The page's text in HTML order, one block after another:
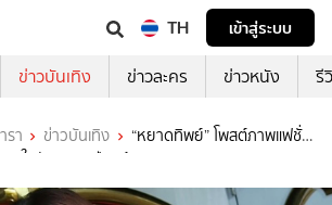
TH
เข้าสู่ระบบ
ข่าวบันเทิง ข่าวละคร ข่าวหนัง รี
รา ข่าวบันเทิง
“หยาดทิพย์” โพสต์ภาพแฟชั่น
อในวัยเลข 3 ปีสุดท้าย